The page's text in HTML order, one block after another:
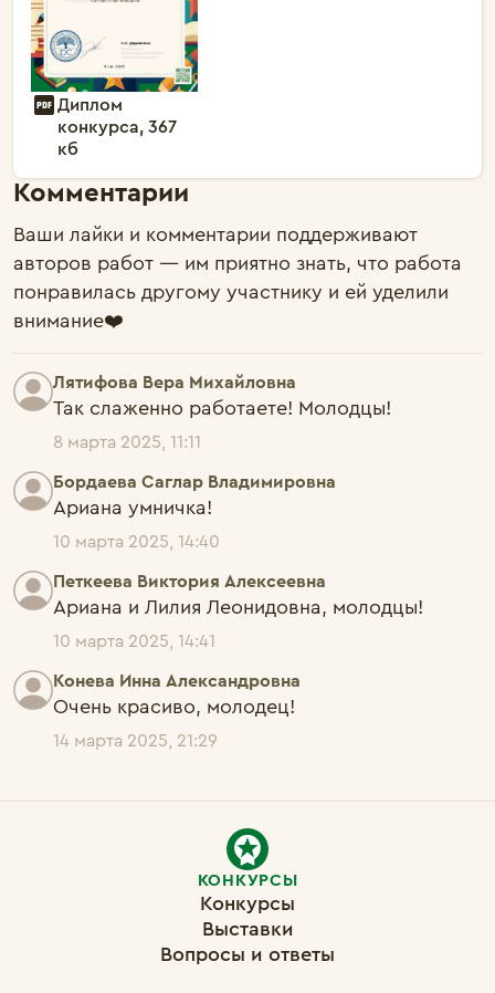
Диплом
конкурса, 367
кб
Комментарии
Ваши лайки и комментарии поддерживают
авторов работ — им приятно знать, что работа
понравилась другому участнику и ей уделили
внимание❤️
Лятифова Вера Михайловна
Так слаженно работаете! Молодцы!
8 марта 2025, 11:11
Бордаева Саглар Владимировна
Ариана умничка!
10 марта 2025, 14:40
Петкеева Виктория Алексеевна
Ариана и Лилия Леонидовна, молодцы!
10 марта 2025, 14:41
Конева Инна Александровна
Очень красиво, молодец!
14 марта 2025, 21:29
КОНКУРСЫ
Конкурсы
Выставки
Вопросы и ответы